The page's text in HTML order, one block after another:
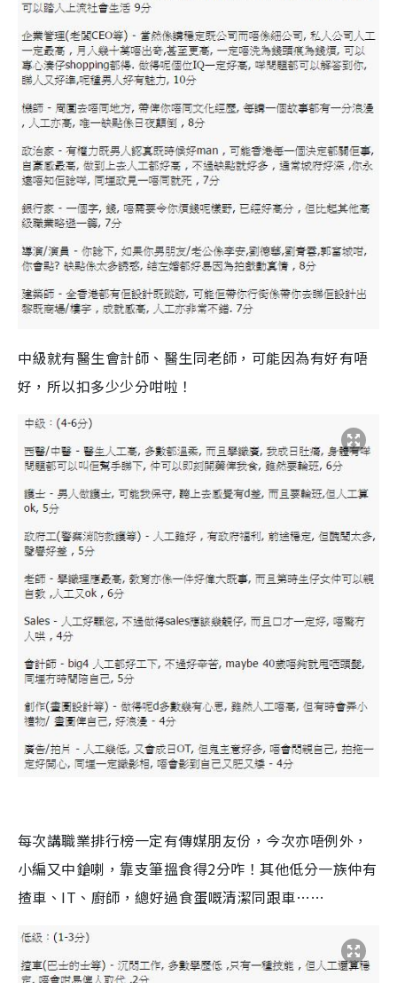
中級就有醫生會計師、醫生同老師，可能因為有好有唔
好，所以扣多少少分咁啦！
每次講職業排行榜一定有傳媒朋友份，今次亦唔例外，
小編又中鎗喇，靠支筆搵食得2分咋！其他低分一族仲有
揸車、IT、廚師，總好過食蛋嘅清潔同跟車……